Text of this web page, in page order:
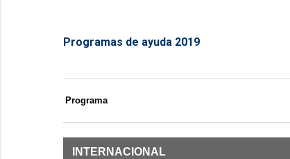
Programas de ayuda 2019
Programa
INTERNACIONAL